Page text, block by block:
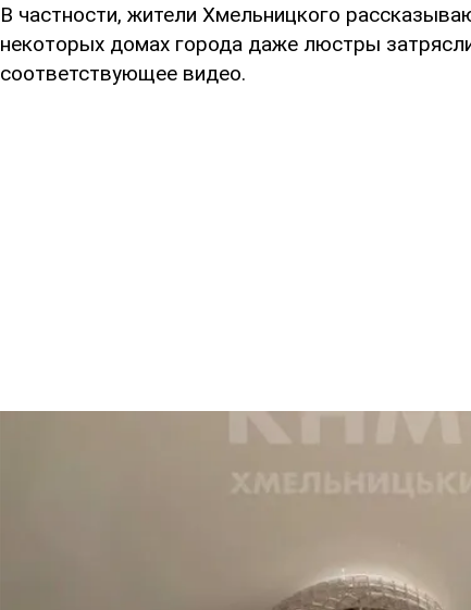
В частности, жители Хмельницкого
некоторых домах города даже люстры
соответствующее видео.